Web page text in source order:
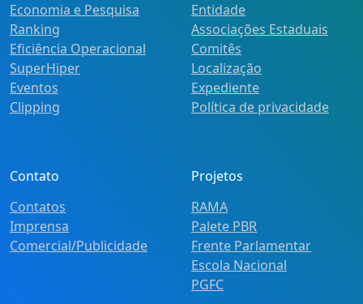
Economia e Pesquisa
Ranking
Eficiência Operacional
SuperHiper
Eventos
Clipping
Entidade
Associações Estaduais
Comitês
Localização
Expediente
Política de privacidade
Contato
Contatos
Imprensa
Comercial/Publicidade
Projetos
RAMA
Palete PBR
Frente Parlamentar
Escola Nacional
PGFC